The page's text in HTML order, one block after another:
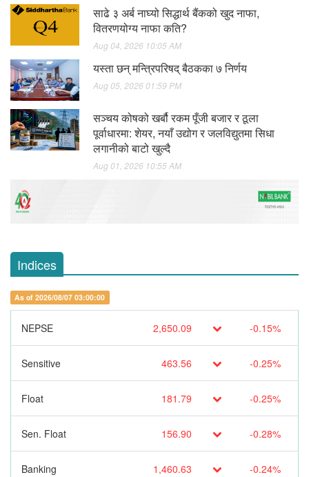
साढे ३ अर्ब नाघ्यो सिद्धार्थ बैंकको खुद नाफा,
वितरणयोग्य नाफा कति?
Aug 04, 2026 10:05 AM
यस्ता छन् मन्त्रिपरिषद् बैठकका ७ निर्णय
Aug 05, 2026 01:59 PM
सञ्चय कोषको खर्बौ रकम पूँजी बजार र ठूला
पूर्वाधारमा: शेयर, नयाँ उद्योग र जलविद्युतमा सिधा
लगानीको बाटो खुल्दै
Aug 01, 2026 10:55 AM
Indices
As of 2026/08/07 03:00:00
NEPSE 2,650.09 -0.15%
Sensitive 463.56 -0.25%
Float 181.79 -0.25%
Sen. Float 156.90 -0.28%
Banking 1,460.63 -0.24%